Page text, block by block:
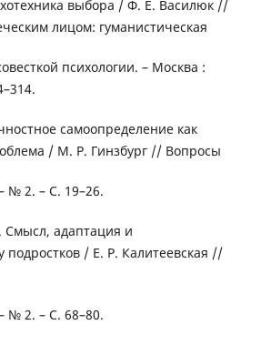
выбора / Ф. Е. Василюк //
лицом: гуманистическая
психологии. – Москва :
самоопределение как
/ М. Р. Гинзбург // Вопросы
№ 2. – С. 19–26.
Смысл, адаптация и
подростков / Е. Р. Калитеевская //
№ 2. – С. 68–80.